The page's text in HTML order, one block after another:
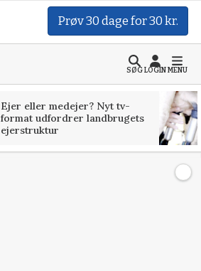
Prøv 30 dage for 30 kr.
SØGLOGINMENU
Ejer eller medejer? Nyt tv-
format udfordrer landbrugets
ejerstruktur